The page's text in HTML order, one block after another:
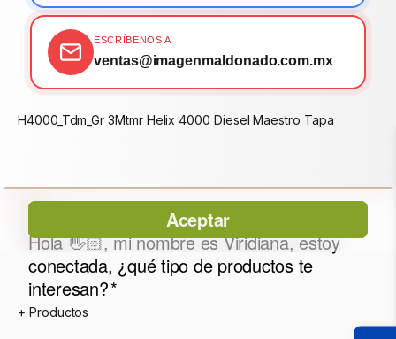
ESCRÍBENOS A
ventas@imagenmaldonado.com.mx
H4000_Tdm_Gr 3Mtmr Helix 4000 Diesel Maestro Tapa